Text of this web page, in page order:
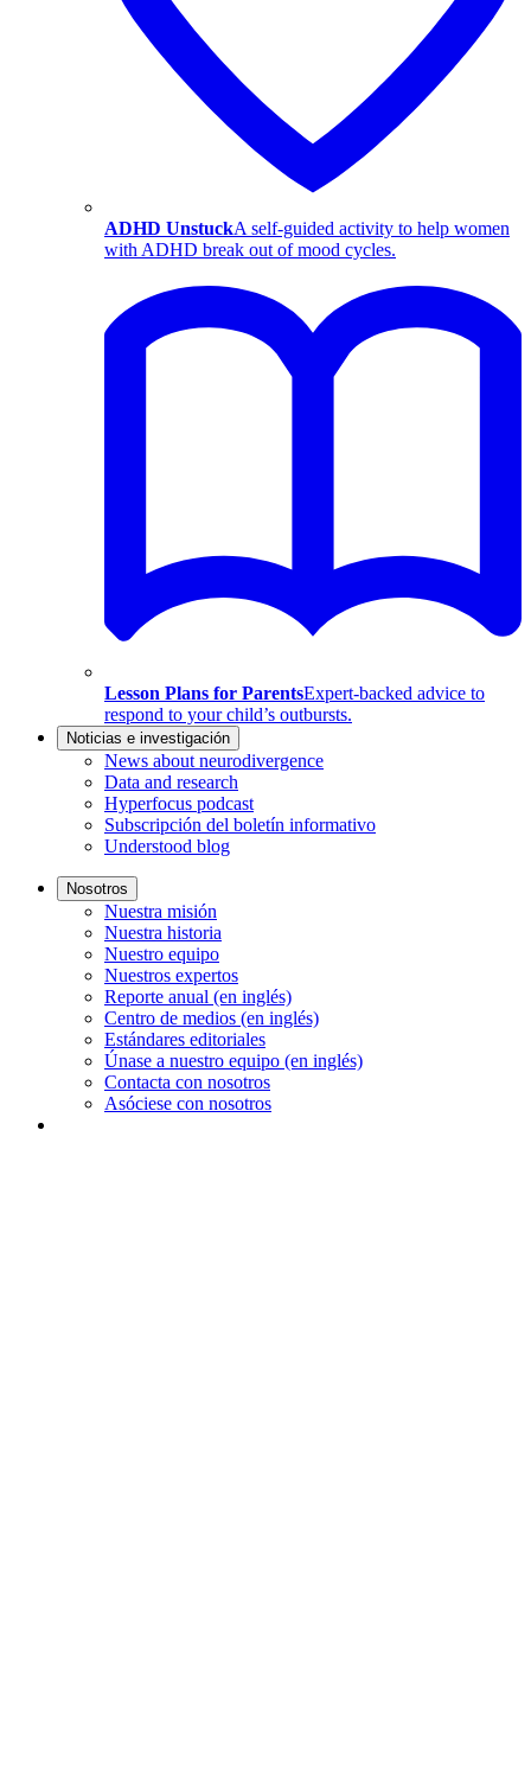
ADHD UnstuckA self-guided activity to help women
with ADHD break out of mood cycles.
Lesson Plans for ParentsExpert-backed advice to
respond to your child’s outbursts.
Noticias e investigación
News about neurodivergence
Data and research
Hyperfocus podcast
Subscripción del boletín informativo
Understood blog
Nosotros
Nuestra misión
Nuestra historia
Nuestro equipo
Nuestros expertos
Reporte anual (en inglés)
Centro de medios (en inglés)
Estándares editoriales
Únase a nuestro equipo (en inglés)
Contacta con nosotros
Asóciese con nosotros